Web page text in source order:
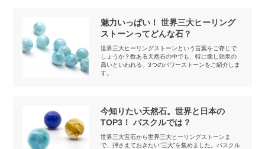
魅力いっぱい！ 世界三大ヒーリング
ストーンってどんな石？
世界三大ヒーリングストーンという言葉をご存じで
しょうか？数ある天然石の中でも、特に癒し効果の
高いといわれる、3つのパワーストーンをご紹介しま
す。
今知りたい天然石。世界と日本の
TOP3！ パスクルでは？
世界三大宝石から世界三大ヒーリングストーンま
で、押さえておきたい“三大”を集めました。パスクル